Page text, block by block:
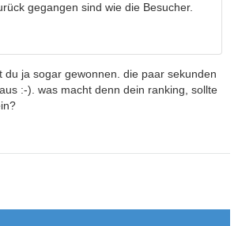
gegangen sind wie die Besucher.
du ja sogar gewonnen. die paar sekunden
:-). was macht denn dein ranking, sollte